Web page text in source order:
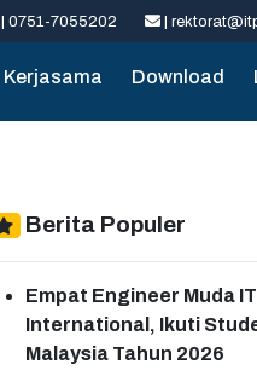
| 0751-7055202 |
Kerjasama Download
Berita Populer
Empat Engineer Muda
International, Ikuti
Malaysia Tahun 2026